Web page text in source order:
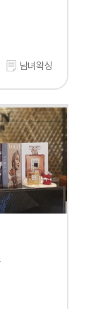
남녀왁싱